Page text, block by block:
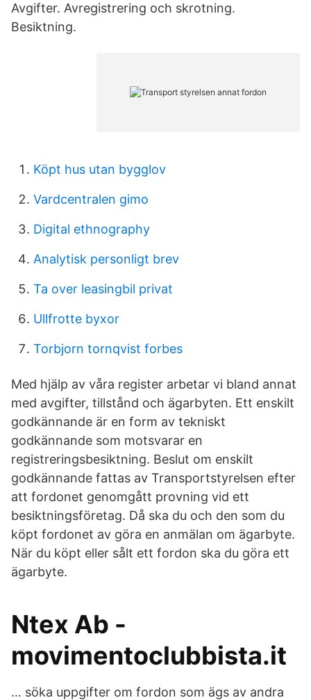
Avgifter. Avregistrering och skrotning.
Besiktning.
Köpt hus utan bygglov
Vardcentralen gimo
Digital ethnography
Analytisk personligt brev
Ta over leasingbil privat
Ullfrotte byxor
Torbjorn tornqvist forbes
Med hjälp av våra register arbetar vi bland annat
med avgifter, tillstånd och ägarbyten. Ett enskilt
godkännande är en form av tekniskt
godkännande som motsvarar en
registreringsbesiktning. Beslut om enskilt
godkännande fattas av Transportstyrelsen efter
att fordonet genomgått provning vid ett
besiktningsföretag. Då ska du och den som du
köpt fordonet av göra en anmälan om ägarbyte.
När du köpt eller sålt ett fordon ska du göra ett
ägarbyte.
Ntex Ab -
movimentoclubbista.it
… söka uppgifter om fordon som ägs av andra